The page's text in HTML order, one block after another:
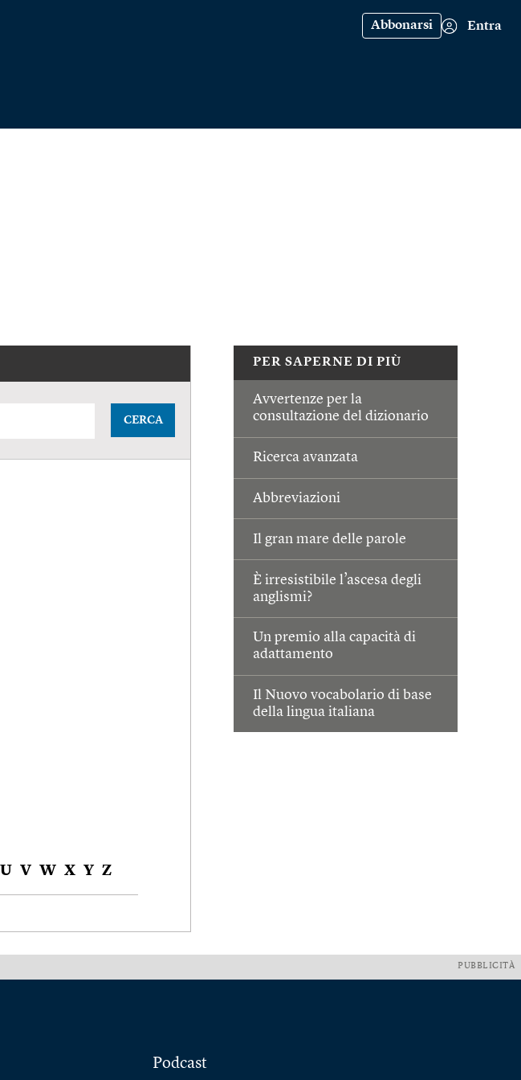
Abbonarsi Entra
PER SAPERNE DI PIÙ
Avvertenze per la
consultazione del dizionario
Ricerca avanzata
Abbreviazioni
Il gran mare delle parole
È irresistibile l’ascesa degli
anglismi?
Un premio alla capacità di
adattamento
Il Nuovo vocabolario di base
della lingua italiana
CERCA
U V W X Y Z
PUBBLICITÀ
Podcast